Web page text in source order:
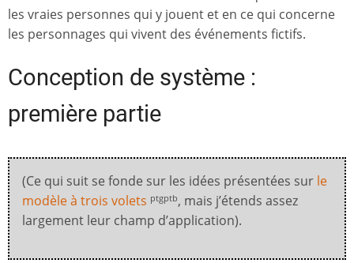
les vraies personnes qui y jouent et en ce qui concerne
les personnages qui vivent des événements fictifs.
Conception de système :
première partie
(Ce qui suit se fonde sur les idées présentées sur le
modèle à trois volets ptgptb, mais j’étends assez
largement leur champ d’application).